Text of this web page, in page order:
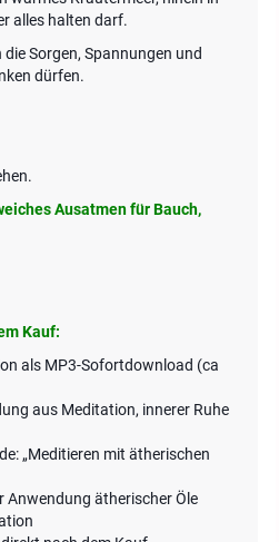
alles halten darf.
die Sorgen, Spannungen und
dürfen.
Ausatmen für Bauch,
Kauf:
als MP3-Sofortdownload (ca
aus Meditation, innerer Ruhe
„Meditieren mit ätherischen
Anwendung ätherischer Öle